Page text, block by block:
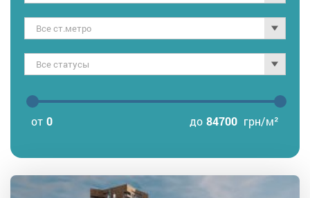
Все ст.метро
Все статусы
от 0 до 84700 грн/м²